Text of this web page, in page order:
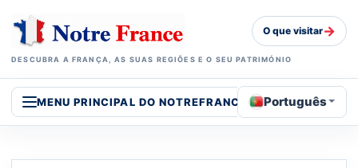
DESCUBRA A FRANÇA, AS SUAS REGIÕES E O SEU PATRIMÓNIO
O que visitar→
MENU PRINCIPAL DO NOTREFRANCE Português